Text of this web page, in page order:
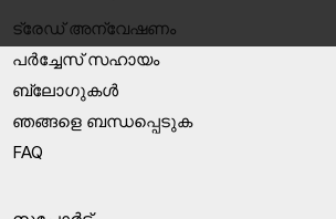
ട്രേഡ് അന്വേഷണം
പർച്ചേസ് സഹായം
ബ്ലോഗുകൾ
ഞങ്ങളെ ബന്ധപ്പെടുക
FAQ